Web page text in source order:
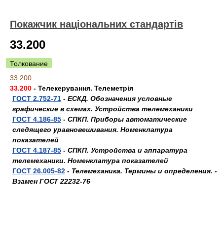
Покажчик національних стандартів
33.200
Толкование
33.200
33.200 - Телекерування. Телеметрія
ГОСТ 2.752-71 - ЕСКД. Обозначения условные
графические в схемах. Устройства телемеханики
ГОСТ 4.186-85 - СПКП. Приборы автоматические
следящего уравновешивания. Номенклатура
показателей
ГОСТ 4.187-85 - СПКП. Устройства и аппаратура
телемеханики. Номенклатура показателей
ГОСТ 26.005-82 - Телемеханика. Термины и определения. -
Взамен ГОСТ 22232-76